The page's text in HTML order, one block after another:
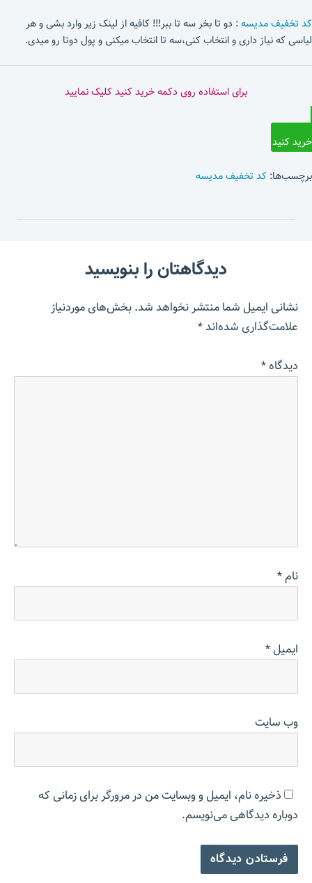
کد تخفیف مدیسه: دو تا بخر سه تا ببر!!! کافیه از لینک زیر وارد بشی و هر
لیاسی که نیاز داری و انتخاب کنی،سه تا انتخاب میکنی و پول دوتا رو میدی.
برای استفاده روی دکمه خرید کنید کلیک نمایید
خرید کنید
برچسب‌ها: کد تخفیف مدیسه
دیدگاهتان را بنویسید
نشانی ایمیل شما منتشر نخواهد شد.بخش‌های موردنیاز
علامت‌گذاری شده‌اند*
دیدگاه*
نام*
ایمیل*
وب‌ سایت
ذخیره نام، ایمیل و وبسایت من در مرورگر برای زمانی که
دوباره دیدگاهی می‌نویسم.